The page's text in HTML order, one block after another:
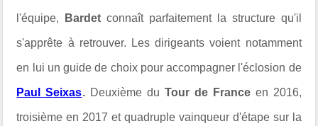
l'équipe, Bardetconnaît parfaitement la structure qu'il
s'apprête à retrouver. Les dirigeants voient notamment
en lui un guide de choix pour accompagner l'éclosion de
Paul Seixas. Deuxième du Tour de Franceen 2016,
troisième en 2017 et quadruple vainqueur d'étape sur la